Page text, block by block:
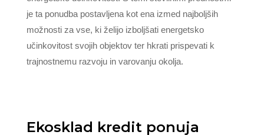
je ta ponudba postavljena kot ena izmed najboljših
možnosti za vse, ki želijo izboljšati energetsko
učinkovitost svojih objektov ter hkrati prispevati k
trajnostnemu razvoju in varovanju okolja.
Ekosklad kredit ponuja